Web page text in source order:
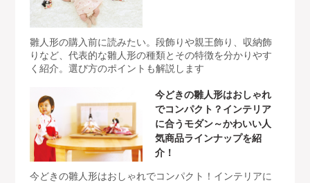
雛人形の購入前に読みたい。段飾りや親王飾り、収納飾
りなど、代表的な雛人形の種類とその特徴を分かりやす
く紹介。選び方のポイントも解説します
今どきの雛人形はおしゃれ
でコンパクト？インテリア
に合うモダン～かわいい人
気商品ラインナップを紹
介！
今どきの雛人形はおしゃれでコンパクト！インテリアに